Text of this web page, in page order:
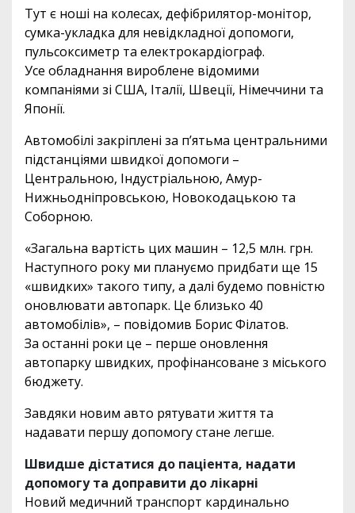
Тут є ноші на колесах, дефібрилятор-монітор,
сумка-укладка для невідкладної допомоги,
пульсоксиметр та електрокардіограф.
Усе обладнання вироблене відомими
компаніями зі США, Італії, Швеції, Німеччини та
Японії.
Автомобілі закріплені за п’ятьма центральними
підстанціями швидкої допомоги –
Центральною, Індустріальною, Амур-
Нижньодніпровською, Новокодацькою та
Соборною.
«Загальна вартість цих машин – 12,5 млн. грн.
Наступного року ми плануємо придбати ще 15
«швидких» такого типу, а далі будемо повністю
оновлювати автопарк. Це близько 40
автомобілів», – повідомив Борис Філатов.
За останні роки це – перше оновлення
автопарку швидких, профінансоване з міського
бюджету.
Завдяки новим авто рятувати життя та
надавати першу допомогу стане легше.
Швидше дістатися до паціента, надати
допомогу та доправити до лікарні
Новий медичний транспорт кардинально